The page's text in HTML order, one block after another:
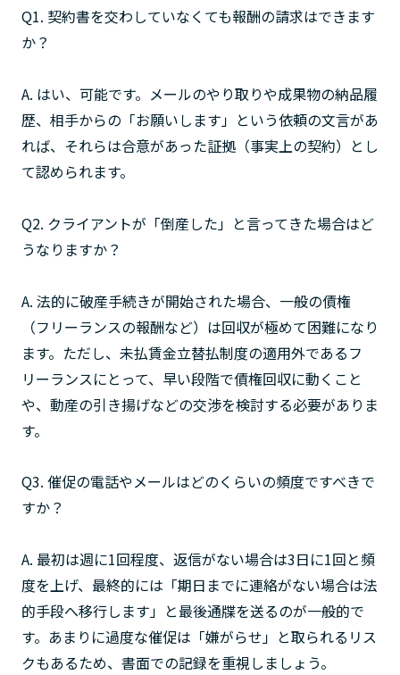
Q1. 契約書を交わしていなくても報酬の請求はできます
か？
A. はい、可能です。メールのやり取りや成果物の納品履
歴、相手からの「お願いします」という依頼の文言があ
れば、それらは合意があった証拠（事実上の契約）とし
て認められます。
Q2. クライアントが「倒産した」と言ってきた場合はど
うなりますか？
A. 法的に破産手続きが開始された場合、一般の債権
（フリーランスの報酬など）は回収が極めて困難になり
ます。ただし、未払賃金立替払制度の適用外であるフ
リーランスにとって、早い段階で債権回収に動くこと
や、動産の引き揚げなどの交渉を検討する必要がありま
す。
Q3. 催促の電話やメールはどのくらいの頻度ですべきで
すか？
A. 最初は週に1回程度、返信がない場合は3日に1回と頻
度を上げ、最終的には「期日までに連絡がない場合は法
的手段へ移行します」と最後通牒を送るのが一般的で
す。あまりに過度な催促は「嫌がらせ」と取られるリス
クもあるため、書面での記録を重視しましょう。